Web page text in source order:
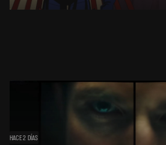
HACE 2 DÍAS